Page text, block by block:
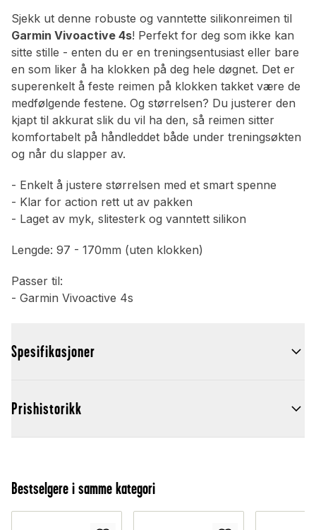
Sjekk ut denne robuste og vanntette silikonreimen til
Garmin Vivoactive 4s! Perfekt for deg som ikke kan
sitte stille - enten du er en treningsentusiast eller bare
en som liker å ha klokken på deg hele døgnet. Det er
superenkelt å feste reimen på klokken takket være de
medfølgende festene. Og størrelsen? Du justerer den
kjapt til akkurat slik du vil ha den, så reimen sitter
komfortabelt på håndleddet både under treningsøkten
og når du slapper av.
- Enkelt å justere størrelsen med et smart spenne
- Klar for action rett ut av pakken
- Laget av myk, slitesterk og vanntett silikon
Lengde: 97 - 170mm (uten klokken)
Passer til:
- Garmin Vivoactive 4s
Spesifikasjoner
Prishistorikk
Bestselgere i samme kategori